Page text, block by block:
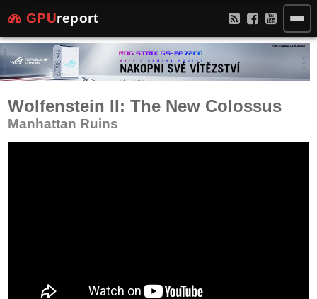
GPUreport
Wolfenstein II: The New Colossus
Manhattan Ruins